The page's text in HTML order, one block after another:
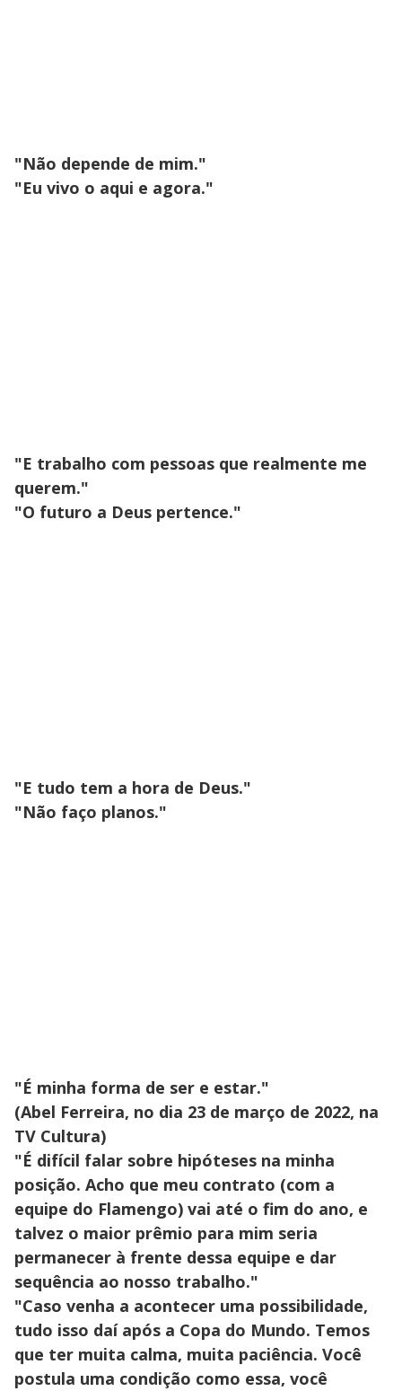
"Não depende de mim."
"Eu vivo o aqui e agora."
"E trabalho com pessoas que realmente me
querem."
"O futuro a Deus pertence."
"E tudo tem a hora de Deus."
"Não faço planos."
"É minha forma de ser e estar."
(Abel Ferreira, no dia 23 de março de 2022, na
TV Cultura)
"É difícil falar sobre hipóteses na minha
posição. Acho que meu contrato (com a
equipe do Flamengo) vai até o fim do ano, e
talvez o maior prêmio para mim seria
permanecer à frente dessa equipe e dar
sequência ao nosso trabalho."
"Caso venha a acontecer uma possibilidade,
tudo isso daí após a Copa do Mundo. Temos
que ter muita calma, muita paciência. Você
postula uma condição como essa, você